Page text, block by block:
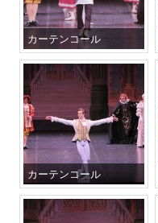
カーテンコール
カーテンコール